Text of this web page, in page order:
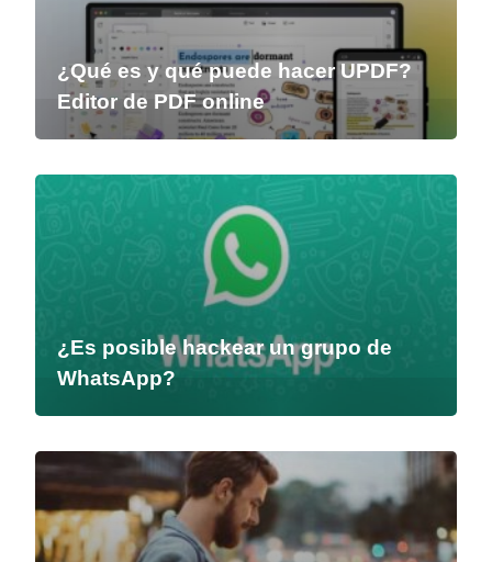
¿Qué es y qué puede hacer UPDF?
Editor de PDF online
¿Es posible hackear un grupo de
WhatsApp?